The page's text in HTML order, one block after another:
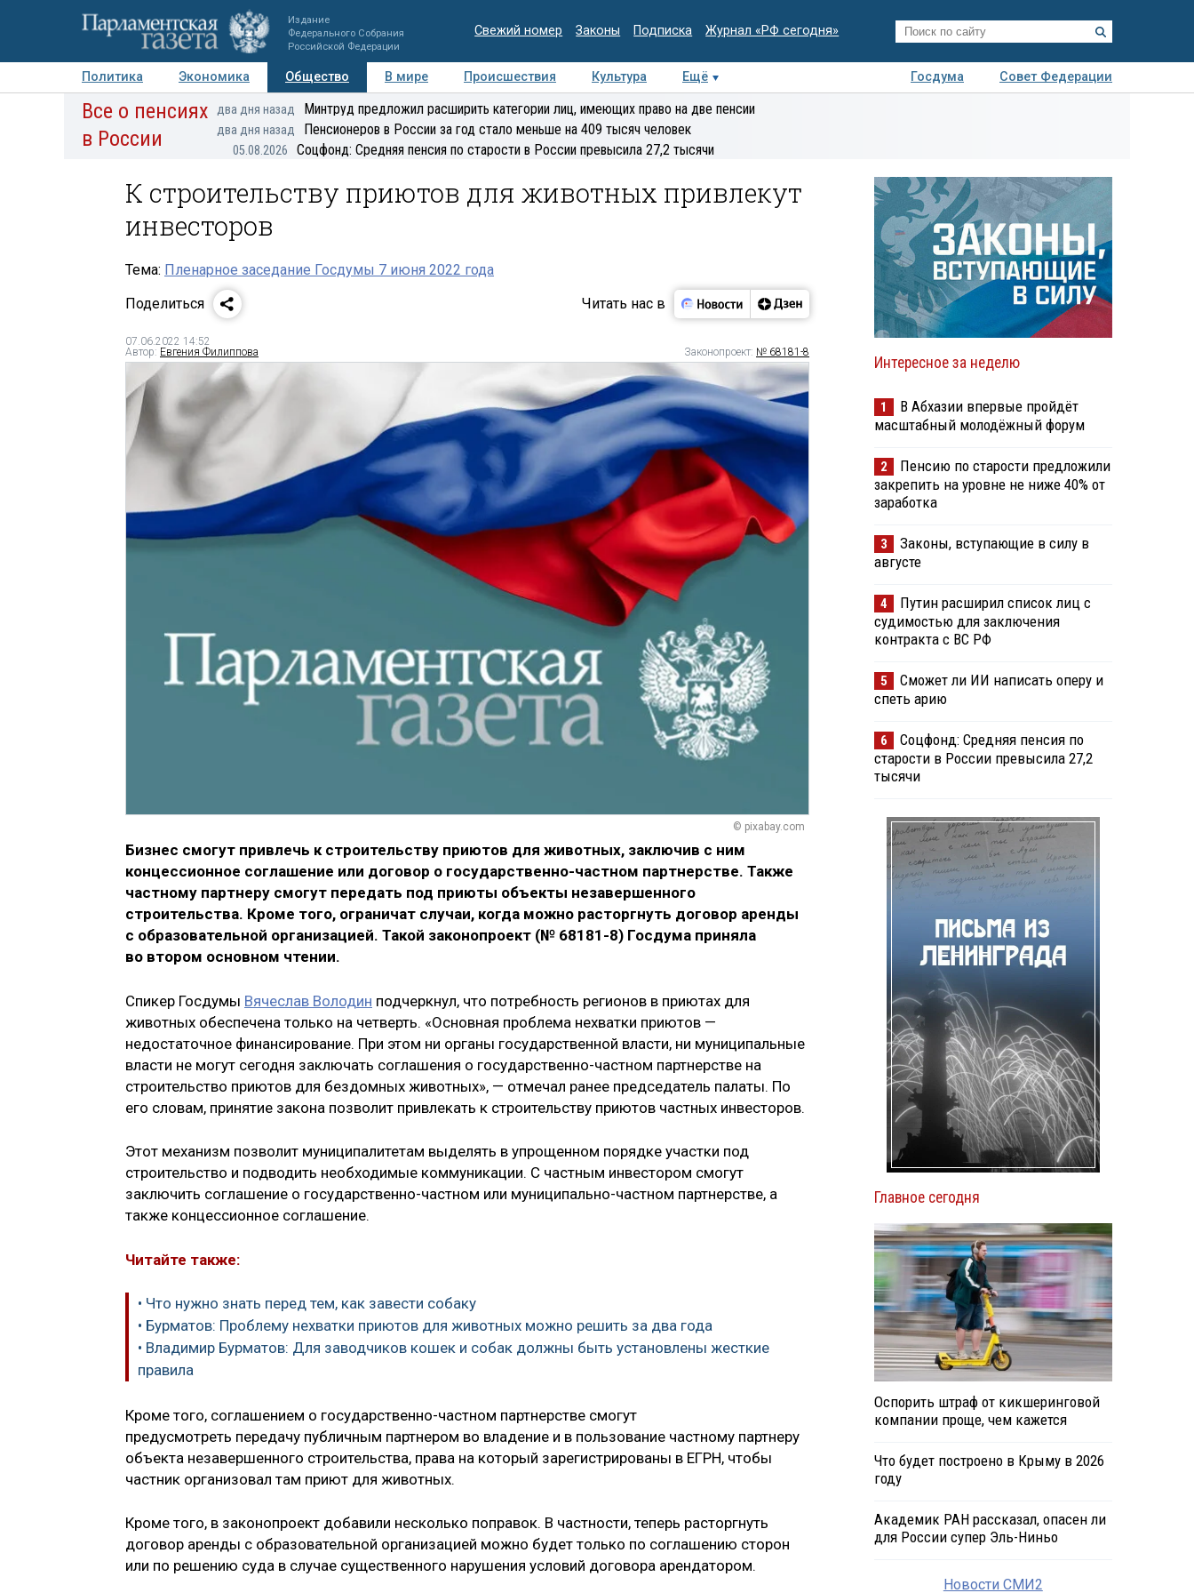
Издание
Федерального Собрания
Российской Федерации
Свежий номер Законы Подписка Журнал «РФ сегодня»
Политика Экономика Общество В мире Происшествия Культура Ещё Госдума
Совет Федерации
Авторы Персоны Мнения Регионы Медиацентр Интервью Колумнисты
Деловая
Все о пенсиях
в России
два дня назад Минтруд предложил расширить категории лиц, имеющих право на две пенсии
два дня назад Пенсионеров в России за год стало меньше на 409 тысяч человек
05.08.2026 Соцфонд: Средняя пенсия по старости в России превысила 27,2 тысячи
К строительству приютов для животных привлекут
инвесторов
Тема: Пленарное заседание Госдумы 7 июня 2022 года
Поделиться
Читать нас в
07.06.2022 14:52
Автор: Евгения Филиппова Законопроект: № 68181-8
© pixabay.com
Бизнес смогут привлечь к строительству приютов для животных, заключив с ним
концессионное соглашение или договор о государственно-частном партнерстве. Также
частному партнеру смогут передать под приюты объекты незавершенного
строительства. Кроме того, ограничат случаи, когда можно расторгнуть договор аренды
с образовательной организацией. Такой законопроект (№ 68181-8) Госдума приняла
во втором основном чтении.
Спикер Госдумы Вячеслав Володин подчеркнул, что потребность регионов в приютах для
животных обеспечена только на четверть. «Основная проблема нехватки приютов —
недостаточное финансирование. При этом ни органы государственной власти, ни муниципальные
власти не могут сегодня заключать соглашения о государственно-частном партнерстве на
строительство приютов для бездомных животных», — отмечал ранее председатель палаты. По
его словам, принятие закона позволит привлекать к строительству приютов частных инвесторов.
Этот механизм позволит муниципалитетам выделять в упрощенном порядке участки под
строительство и подводить необходимые коммуникации. С частным инвестором смогут
заключить соглашение о государственно-частном или муниципально-частном партнерстве, а
также концессионное соглашение.
Читайте также:
• Что нужно знать перед тем, как завести собаку
• Бурматов: Проблему нехватки приютов для животных можно решить за два года
• Владимир Бурматов: Для заводчиков кошек и собак должны быть установлены жесткие
правила
Кроме того, соглашением о государственно-частном партнерстве смогут
предусмотреть передачу публичным партнером во владение и в пользование частному партнеру
объекта незавершенного строительства, права на который зарегистрированы в ЕГРН, чтобы
частник организовал там приют для животных.
Кроме того, в законопроект добавили несколько поправок. В частности, теперь расторгнуть
договор аренды с образовательной организацией можно будет только по соглашению сторон
или по решению суда в случае существенного нарушения условий договора арендатором.
Интересное за неделю
1
В Абхазии впервые пройдёт
масштабный молодёжный форум
2
Пенсию по старости предложили
закрепить на уровне не ниже 40% от
заработка
3
Законы, вступающие в силу в
августе
4
Путин расширил список лиц с
судимостью для заключения
контракта с ВС РФ
5
Сможет ли ИИ написать оперу и
спеть арию
6
Соцфонд: Средняя пенсия по
старости в России превысила 27,2
тысячи
Главное сегодня
Оспорить штраф от кикшеринговой
компании проще, чем кажется
Что будет построено в Крыму в 2026
году
Академик РАН рассказал, опасен ли
для России супер Эль-Ниньо
Новости СМИ2